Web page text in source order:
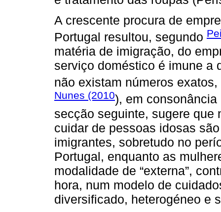
A crescente procura de
Portugal resultou, segundo
matéria de imigração, do
serviço doméstico é imune a
não existam números
Nunes (2010), em
secção seguinte, sugere que
cuidar de pessoas idosas
imigrantes, sobretudo no
Portugal, enquanto as
modalidade de “externa”,
hora, num modelo de
diversificado, heterogéneo e